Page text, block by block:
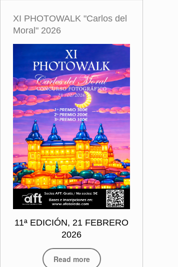
XI PHOTOWALK "Carlos del
Moral" 2026
11ª EDICIÓN, 21 FEBRERO
2026
Read more